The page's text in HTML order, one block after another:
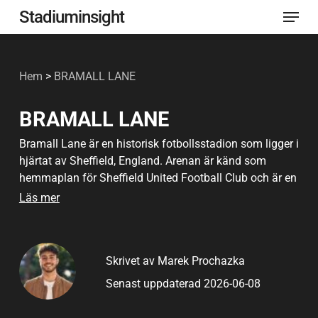
Hoppa
till
Stadiuminsight Meny
Hem > BRAMALL LANE
BRAMALL LANE
Bramall Lane är en historisk fotbollsstadion som ligger i
hjärtat av Sheffield, England. Arenan är känd som
hemmaplan för Sheffield United Football Club och är en
av de äldsta större arenorna som fortfarande är i aktivt
och har varit en hörnsten i engelsk fotboll sedan dess.
Stadion har ett enormt historiskt värde och har stått
värd för Englands landskamper, FA Cup-semifinaler och
Läs mer
Skrivet av Marek Prochazka
Senast uppdaterad 2026-06-08